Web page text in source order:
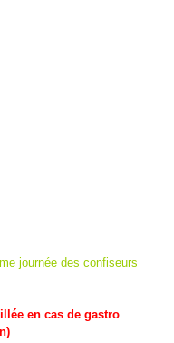
journée des confiseurs
en cas de gastro